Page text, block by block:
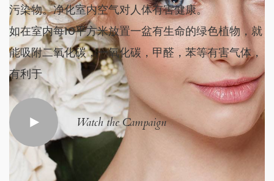
污染物。净化室内空气对人体有害健康。
如在室内每10平方米放置一盆有生命的绿色植物，就
能吸附二氧化碳，一氧化碳，甲醛，苯等有害气体，
有利于
Watch the Campaign